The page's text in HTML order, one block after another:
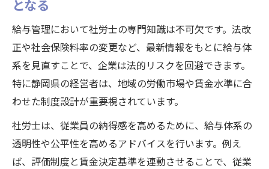
となる
給与管理において社労士の専門知識は不可欠です。法改
正や社会保険料率の変更など、最新情報をもとに給与体
系を見直すことで、企業は法的リスクを回避できます。
特に静岡県の経営者は、地域の労働市場や賃金水準に合
わせた制度設計が重要視されています。
社労士は、従業員の納得感を高めるために、給与体系の
透明性や公平性を高めるアドバイスを行います。例え
ば、評価制度と賃金決定基準を連動させることで、従業